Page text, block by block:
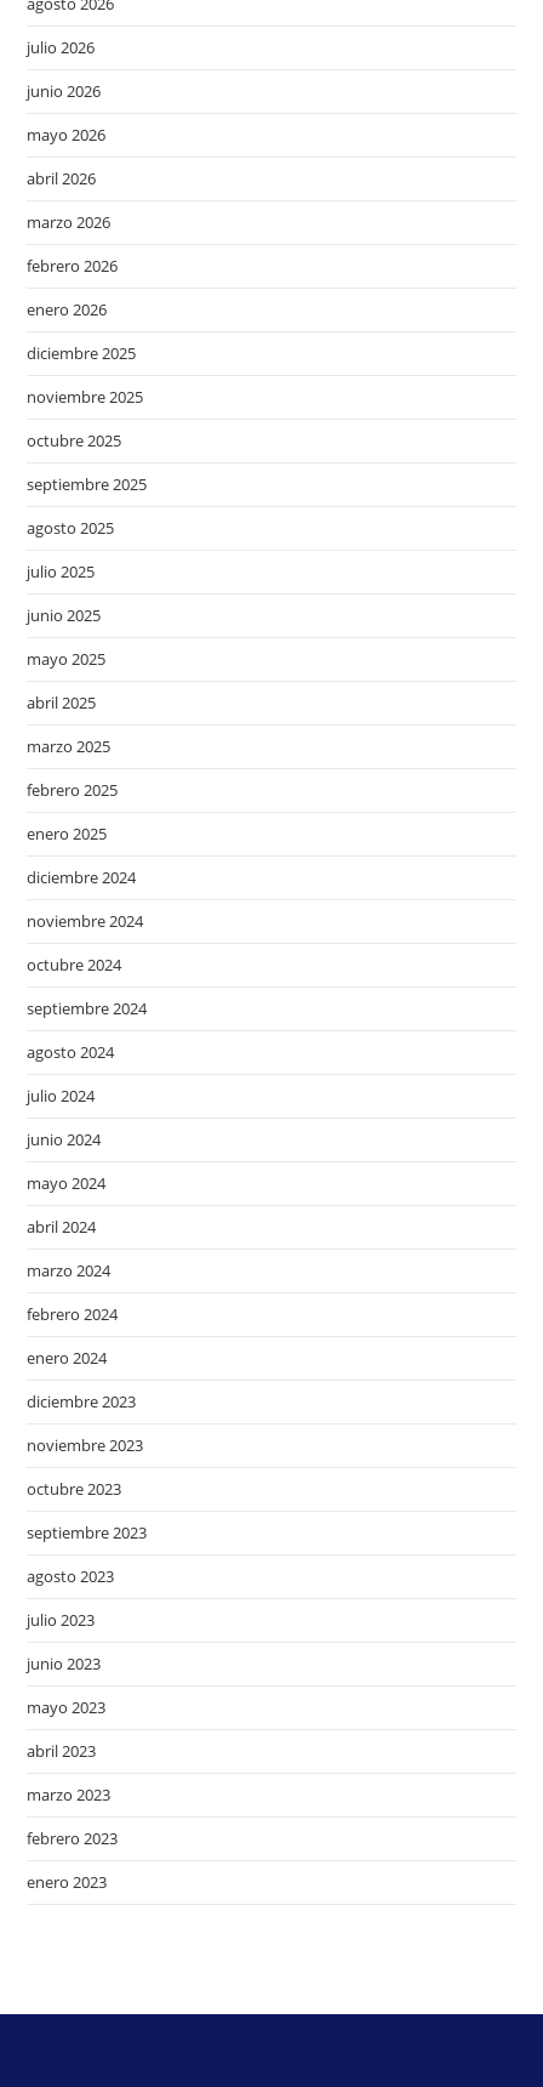
julio 2026
junio 2026
mayo 2026
abril 2026
marzo 2026
febrero 2026
enero 2026
diciembre 2025
noviembre 2025
octubre 2025
septiembre 2025
agosto 2025
julio 2025
junio 2025
mayo 2025
abril 2025
marzo 2025
febrero 2025
enero 2025
diciembre 2024
noviembre 2024
octubre 2024
septiembre 2024
agosto 2024
julio 2024
junio 2024
mayo 2024
abril 2024
marzo 2024
febrero 2024
enero 2024
diciembre 2023
noviembre 2023
octubre 2023
septiembre 2023
agosto 2023
julio 2023
junio 2023
mayo 2023
abril 2023
marzo 2023
febrero 2023
enero 2023